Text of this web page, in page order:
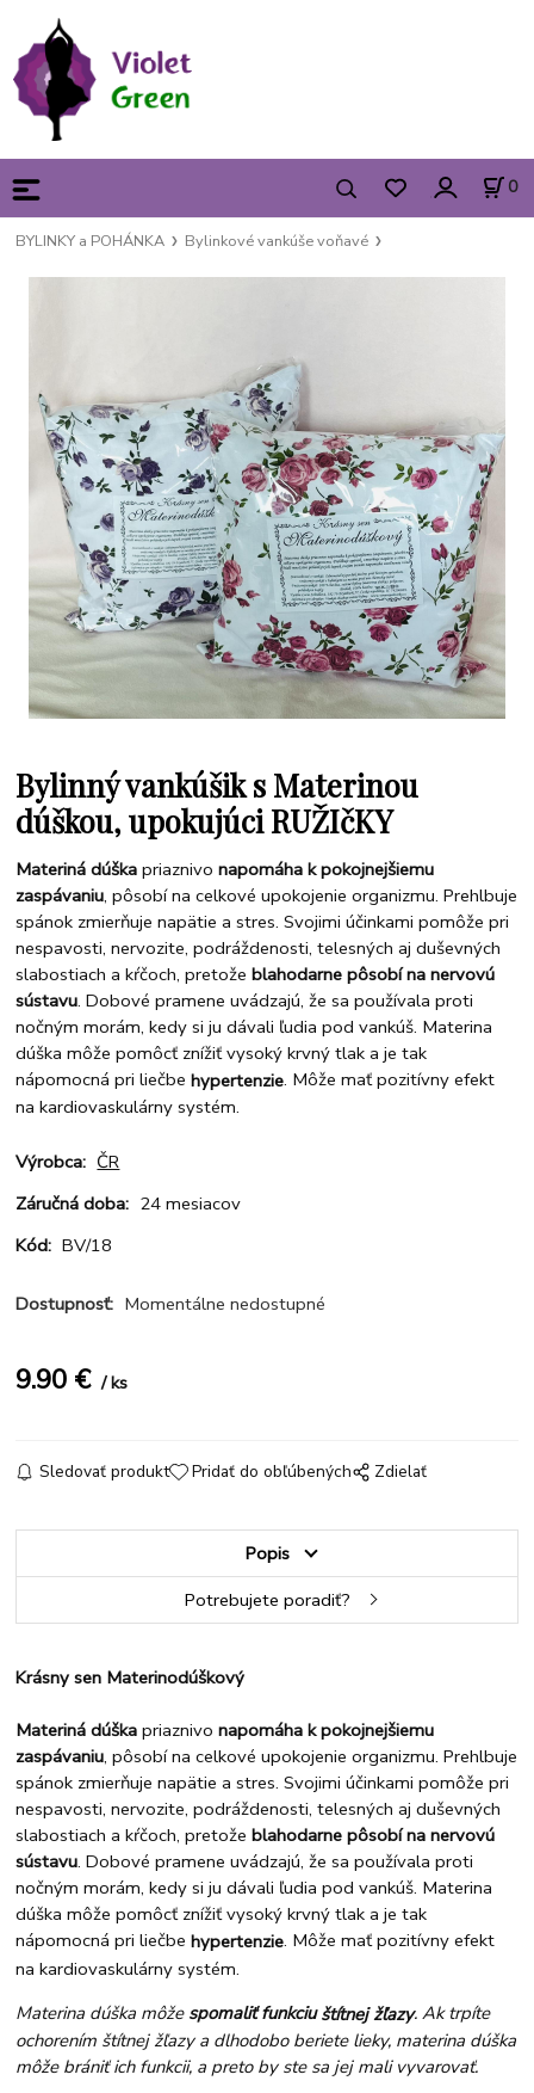
0
BYLINKY a POHÁNKA Bylinkové vankúše voňavé
Bylinný vankúšik s Materinou
dúškou, upokujúci RUŽIčKY
Materiná dúška priaznivonapomáha k pokojnejšiemu
zaspávaniu, pôsobí na celkové upokojenie organizmu. Prehlbuje
spánok zmierňuje napätie a stres. Svojimi účinkami pomôže pri
nespavosti, nervozite, podráždenosti, telesných aj duševných
slabostiach a kŕčoch, pretožeblahodarne pôsobí na nervovú
sústavu. Dobové pramene uvádzajú, že sa používala proti
nočným morám, kedy si ju dávali ľudia pod vankúš. Materina
dúška môže pomôcť znížiťvysoký krvný tlak a je tak
nápomocná pri liečbehypertenzie. Môže mať pozitívny efekt
na kardiovaskulárny systém.
Výrobca: ČR
Záručná doba: 24 mesiacov
Kód: BV/18
Dostupnosť: Momentálne nedostupné
9.90 € ks
Sledovať produkt Pridať do obľúbených Zdielať
Popis
Potrebujete poradiť?
Krásny sen Materinodúškový
Materiná dúška priaznivonapomáha k pokojnejšiemu
zaspávaniu, pôsobí na celkové upokojenie organizmu. Prehlbuje
spánok zmierňuje napätie a stres. Svojimi účinkami pomôže pri
nespavosti, nervozite, podráždenosti, telesných aj duševných
slabostiach a kŕčoch, pretožeblahodarne pôsobí na nervovú
sústavu. Dobové pramene uvádzajú, že sa používala proti
nočným morám, kedy si ju dávali ľudia pod vankúš. Materina
dúška môže pomôcť znížiťvysoký krvný tlak a je tak
nápomocná pri liečbehypertenzie. Môže mať pozitívny efekt
na kardiovaskulárny systém.
Materina dúška môže spomaliť funkciuštítnej žľazy. Ak trpíte
ochorením štítnej žľazy a dlhodobo beriete lieky, materina dúška
môže brániť ich funkcii, a preto by ste sa jej mali vyvarovať.